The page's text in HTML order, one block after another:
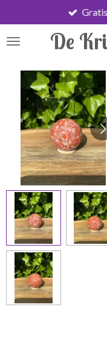
direct
naar
hoofdinhoud
De